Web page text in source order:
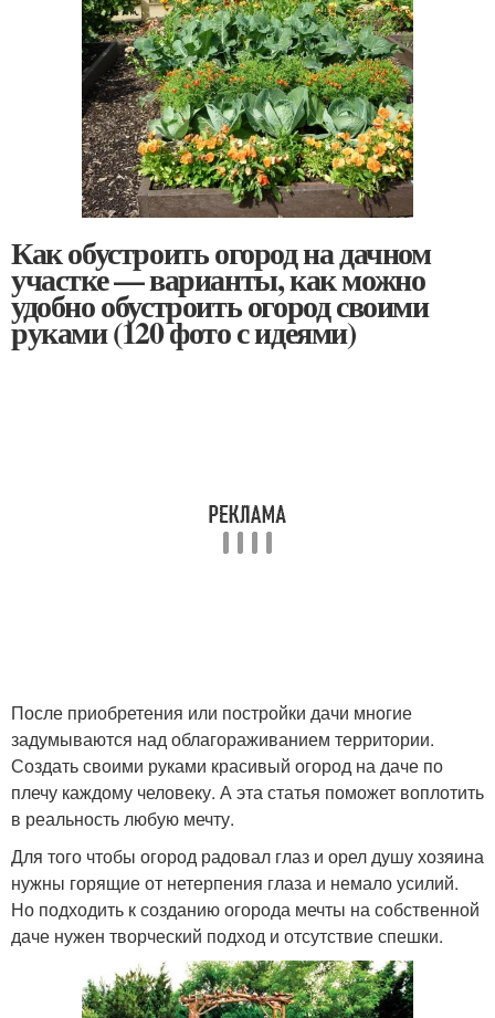
Как обустроить огород на дачном
участке — варианты, как можно
удобно обустроить огород своими
руками (120 фото с идеями)
После приобретения или постройки дачи многие
задумываются над облагораживанием территории.
Создать своими руками красивый огород на даче по
плечу каждому человеку. А эта статья поможет воплотить
в реальность любую мечту.
Для того чтобы огород радовал глаз и орел душу хозяина
нужны горящие от нетерпения глаза и немало усилий.
Но подходить к созданию огорода мечты на собственной
даче нужен творческий подход и отсутствие спешки.